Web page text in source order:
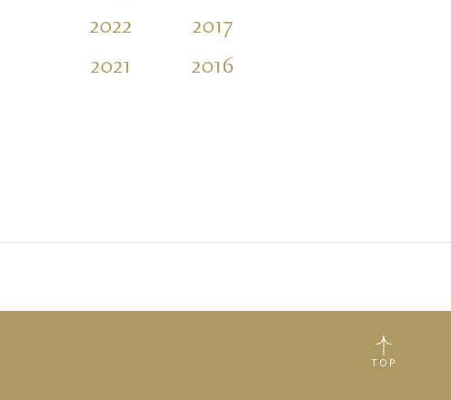
2022
2021
2017
2016
TOP